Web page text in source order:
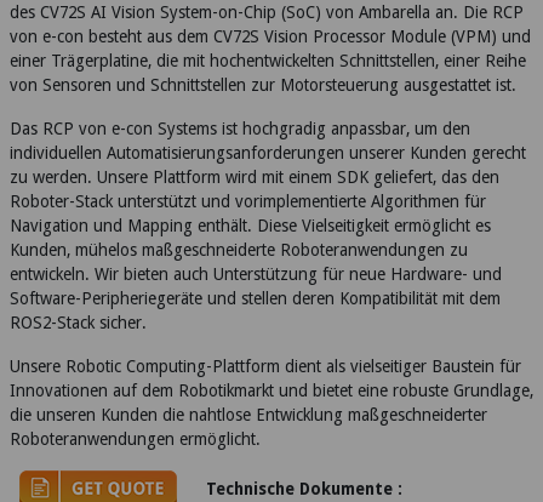
des CV72S AI Vision System-on-Chip (SoC) von Ambarella an. Die RCP
von e-con besteht aus dem CV72S Vision Processor Module (VPM) und
einer Trägerplatine, die mit hochentwickelten Schnittstellen, einer Reihe
von Sensoren und Schnittstellen zur Motorsteuerung ausgestattet ist.
Das RCP von e-con Systems ist hochgradig anpassbar, um den
individuellen Automatisierungsanforderungen unserer Kunden gerecht
zu werden. Unsere Plattform wird mit einem SDK geliefert, das den
Roboter-Stack unterstützt und vorimplementierte Algorithmen für
Navigation und Mapping enthält. Diese Vielseitigkeit ermöglicht es
Kunden, mühelos maßgeschneiderte Roboteranwendungen zu
entwickeln. Wir bieten auch Unterstützung für neue Hardware- und
Software-Peripheriegeräte und stellen deren Kompatibilität mit dem
ROS2-Stack sicher.
Unsere Robotic Computing-Plattform dient als vielseitiger Baustein für
Innovationen auf dem Robotikmarkt und bietet eine robuste Grundlage,
die unseren Kunden die nahtlose Entwicklung maßgeschneiderter
Roboteranwendungen ermöglicht.
Technische Dokumente :